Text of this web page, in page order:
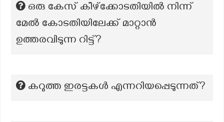
ഒരു കേസ് കീഴ്ക്കോടതിയിൽ നിന്ന്
മേൽ കോടതിയിലേക്ക് മാറ്റാൻ
ഉത്തരവിടുന്ന റിട്ട്?
കറുത്ത ഇരട്ടകൾ എന്നറിയപ്പെടുന്നത്?